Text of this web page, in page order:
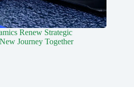
Renew Strategic
Journey Together